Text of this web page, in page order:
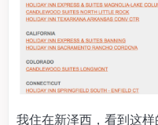
我住在新泽西，看到这